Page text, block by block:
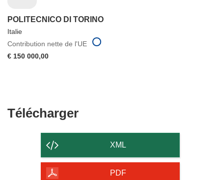
POLITECNICO DI TORINO
Italie
Contribution nette de l'UE
€ 150 000,00
TéléchargerTélécharger
contenu
de
XML
PDF